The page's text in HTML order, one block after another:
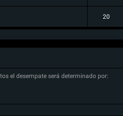
20
el desempate será determinado por: